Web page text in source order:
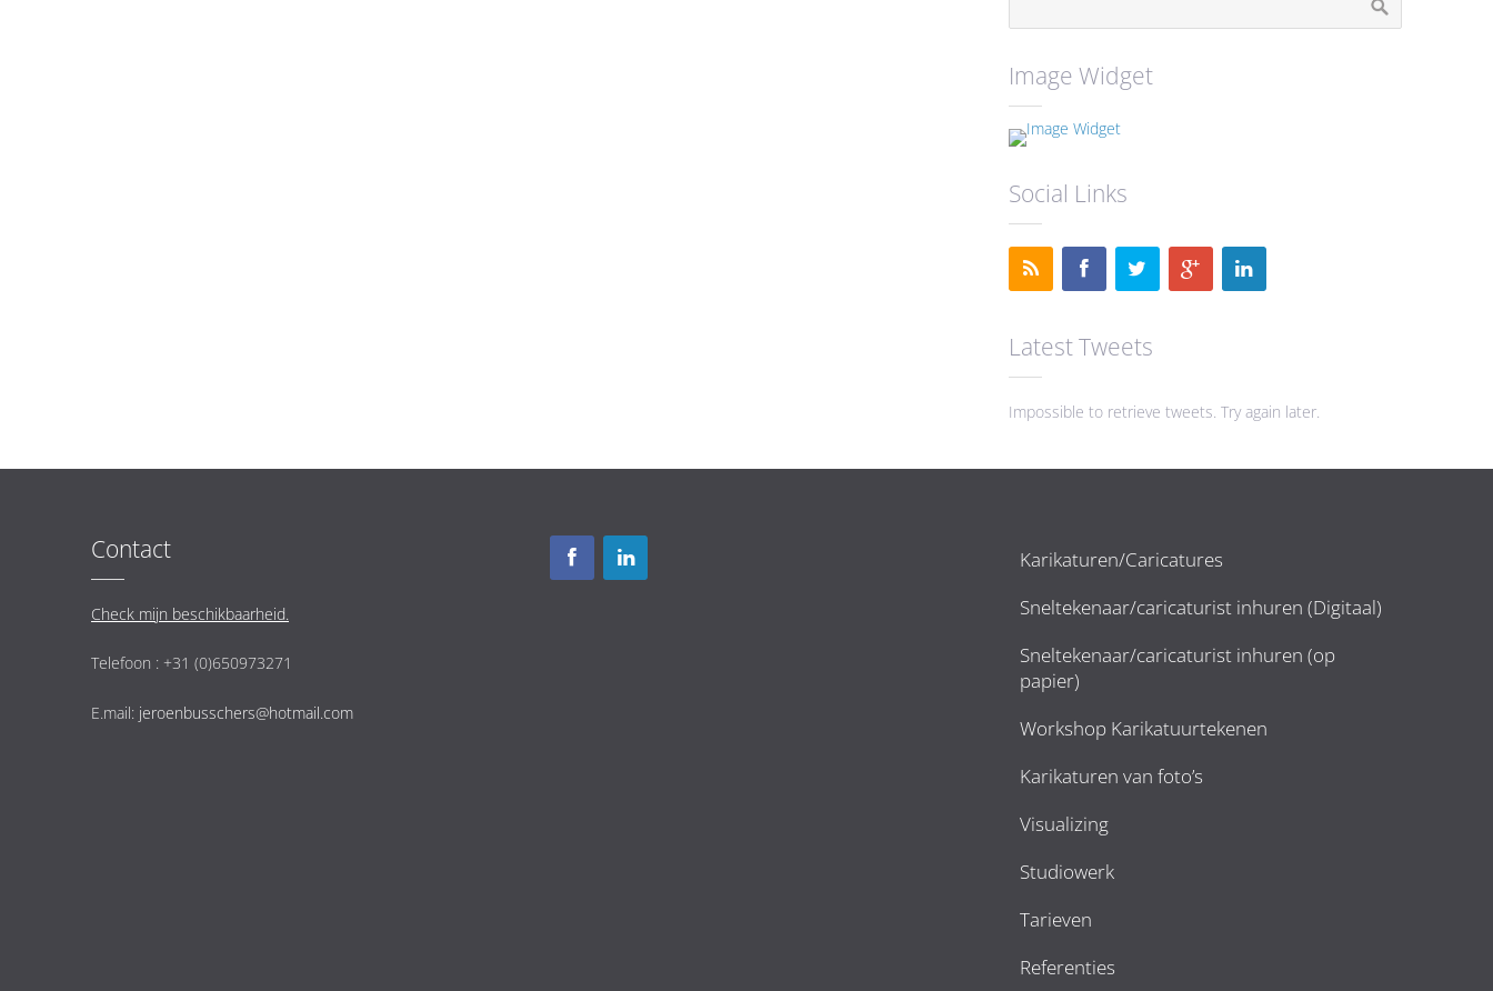
Image Widget
Social Links
Latest Tweets
Impossible to retrieve tweets. Try again later.
Contact
Check mijn beschikbaarheid.
Telefoon : +31 (0)650973271
E.mail: jeroenbusschers@hotmail.com
Karikaturen/Caricatures
Sneltekenaar/caricaturist inhuren (Digitaal)
Sneltekenaar/caricaturist inhuren (op
papier)
Workshop Karikatuurtekenen
Karikaturen van foto’s
Visualizing
Studiowerk
Tarieven
Referenties